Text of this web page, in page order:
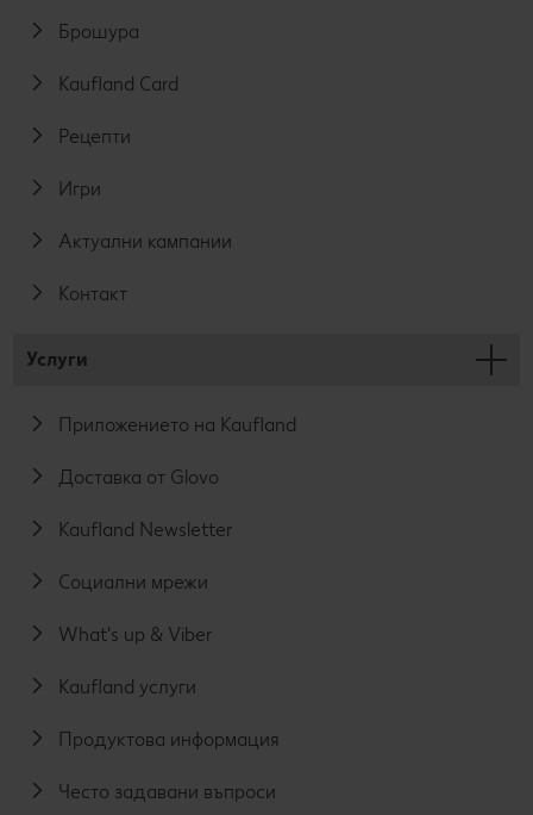
Брошура
Kaufland Card
Рецепти
Игри
Актуални кампании
Контакт
Услуги
Приложението на Kaufland
Доставка от Glovo
Kaufland Newsletter
Социални мрежи
What's up & Viber
Kaufland услуги
Продуктова информация
Често задавани въпроси